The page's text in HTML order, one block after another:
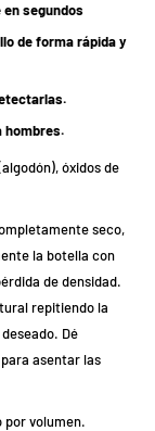
segundos
de forma rápida y
hombres.
óxidos de
seco,
la botella con
de densidad.
repitiendo la
Dé
asentar las
por volumen.